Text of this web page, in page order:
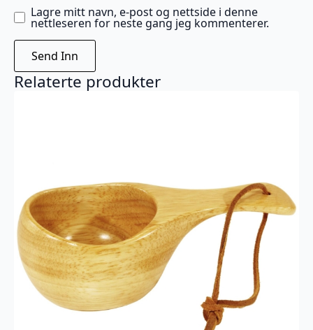
Lagre mitt navn, e-post og nettside i denne
nettleseren for neste gang jeg kommenterer.
Relaterte produkter